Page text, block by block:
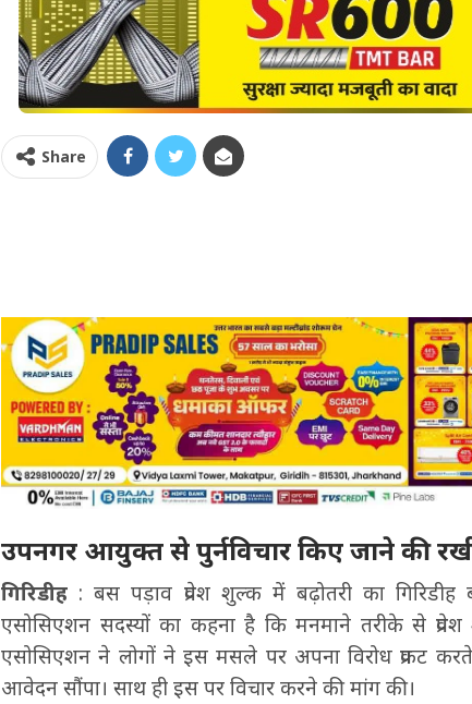
Share
उपनगर आयुक्त से पुर्नविचार किए जाने की
गिरिडीह : बस पड़ाव प्रवेश शुल्क में बढ़ोतरी का
एसोसिएशन सदस्यों का कहना है कि मनमाने तरीके से
एसोसिएशन ने लोगों ने इस मसले पर अपना विरोध प्रकट
आवेदन सौंपा। साथ ही इस पर विचार करने की मांग की।